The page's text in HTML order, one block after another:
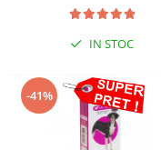
IN STOC
-41%